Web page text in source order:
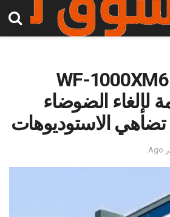
سوني تطلق WF-1000XM6
لإلغاء الضوضاء
الاستوديوهات